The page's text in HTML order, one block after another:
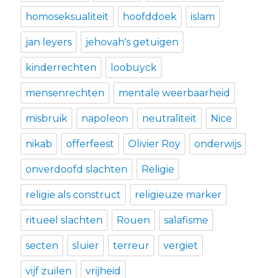
homoseksualiteit hoofddoek islam
jan leyers jehovah's getuigen
kinderrechten loobuyck
mensenrechten mentale weerbaarheid
misbruik napoleon neutraliteit Nice
nikab offerfeest Olivier Roy onderwijs
onverdoofd slachten Religie
religie als construct religieuze marker
ritueel slachten Rouen salafisme
secten sluier terreur vergiet
vijf zuilen vrijheid